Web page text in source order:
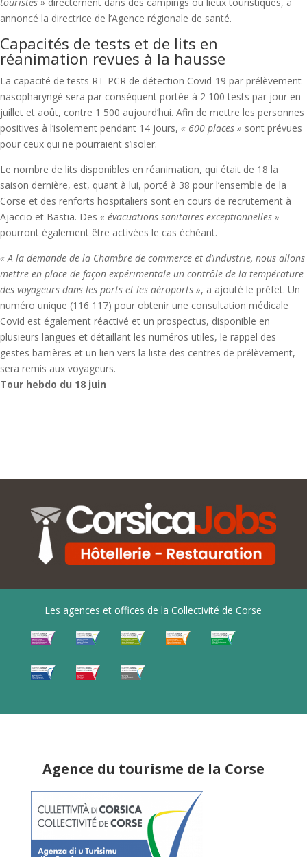
annoncé la directrice de l’Agence régionale de santé.
Capacités de tests et de lits en
réanimation revues à la hausse
La capacité de tests RT-PCR de détection Covid-19 par prélèvement
nasopharyngé sera par conséquent portée à 2 100 tests par jour en
juillet et août, contre 1 500 aujourd’hui. Afin de mettre les personnes
positives à l’isolement pendant 14 jours, « 600 places » sont prévues
pour ceux qui ne pourraient s’isoler.
Le nombre de lits disponibles en réanimation, qui était de 18 la
saison dernière, est, quant à lui, porté à 38 pour l’ensemble de la
Corse et des renforts hospitaliers sont en cours de recrutement à
Ajaccio et Bastia. Des « évacuations sanitaires exceptionnelles »
pourront également être activées le cas échéant.
« A la demande de la Chambre de commerce et d’industrie, nous allons
mettre en place de façon expérimentale un contrôle de la température
des voyageurs dans les ports et les aéroports », a ajouté le préfet. Un
numéro unique (116 117) pour obtenir une consultation médicale
Covid est également réactivé et un prospectus, disponible en
plusieurs langues et détaillant les numéros utiles, le rappel des
gestes barrières et un lien vers la liste des centres de prélèvement,
sera remis aux voyageurs.
Tour hebdo du 18 juin
Les agences et offices de la Collectivité de Corse
Agence du tourisme de la Corse